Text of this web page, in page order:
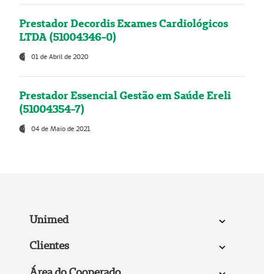
Prestador Decordis Exames Cardiológicos
LTDA (51004346-0)
01 de Abril de 2020
Prestador Essencial Gestão em Saúde Ereli
(51004354-7)
04 de Maio de 2021
Unimed
Clientes